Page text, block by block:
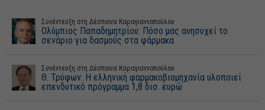
Συνέντευξη στη Δέσποινα Καραγιαννοπούλου
Ολύμπιος Παπαδημητρίου: Πόσο μας ανησυχεί το
σενάριο για δασμούς στα φάρμακα
Συνέντευξη στη Δέσποινα Καραγιαννοπούλου
Θ. Τρύφων: Η ελληνική φαρμακοβιομηχανία υλοποιεί
επενδυτικό πρόγραμμα 1,8 δισ. ευρώ